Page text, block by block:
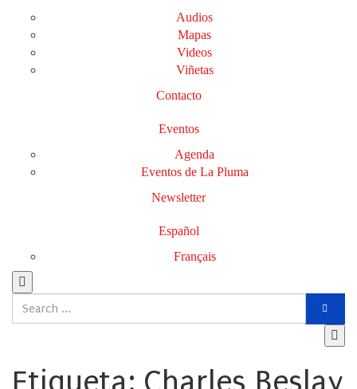
Audios
Mapas
Videos
Viñetas
Contacto
Eventos
Agenda
Eventos de La Pluma
Newsletter
Español
Français